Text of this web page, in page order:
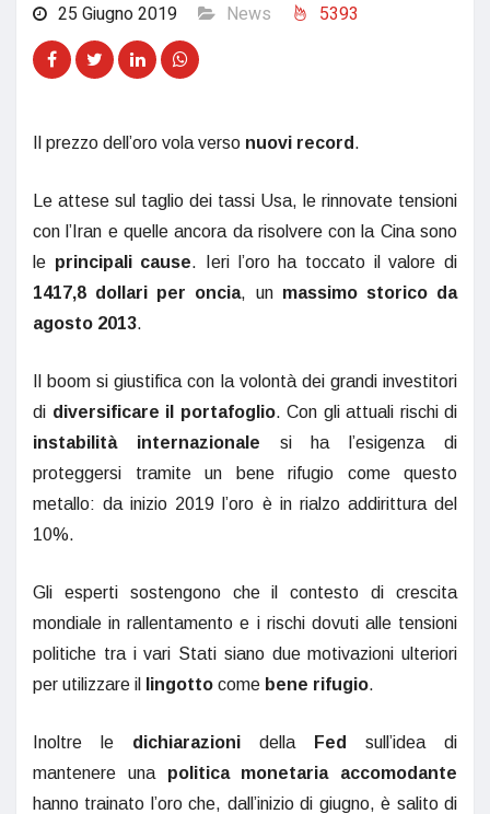
25 Giugno 2019 News 5393
Il prezzo dell’oro vola verso nuovi record .
Le attese sul taglio dei tassi Usa, le rinnovate tensioni
con l’Iran e quelle ancora da risolvere con la Cina sono
le principali cause. Ieri l’oro ha toccato il valore di
1417,8 dollari per oncia, unmassimo storico da
agosto 2013.
Il boom si giustifica con la volontà dei grandi investitori
di diversificare il portafoglio. Con gli attuali rischi di
instabilità internazionale si ha l’esigenza di
proteggersi tramite un bene rifugio come questo
metallo: da inizio 2019 l’oro è in rialzo addirittura del
10%.
Gli esperti sostengono che il contesto di crescita
mondiale in rallentamento e i rischi dovuti alle tensioni
politiche tra i vari Stati siano due motivazioni ulteriori
per utilizzare il
lingotto come bene rifugio.
Inoltre le dichiarazioni della Fed
sull’idea di
mantenere una politica monetaria accomodante
hanno trainato l’oro che, dall’inizio di giugno, è salito di